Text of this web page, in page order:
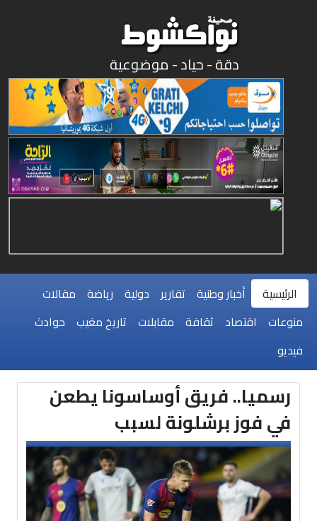
دقة - حياد - موضوعية
الرئيسية أخبار وطنية تقارير دولية رياضة مقالات
منوعات اقتصاد ثقافة مقابلات تاريخ مغيب حوادث
فيديو
رسميا.. فريق أوساسونا يطعن
في فوز برشلونة لسبب